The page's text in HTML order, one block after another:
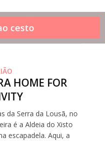
HOME FOR
da Serra da Lousã, no
é a Aldeia do Xisto
escapadela. Aqui, a